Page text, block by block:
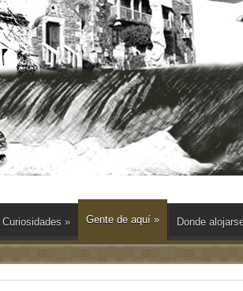
Curiosidades » Gente de aquí » Donde